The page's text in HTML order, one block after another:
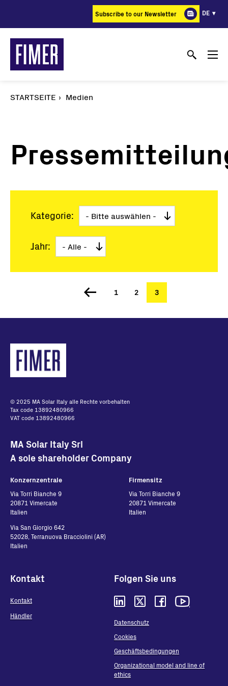
Subscribe to our Newsletter DE
STARTSEITE Medien
Kategorie:
Jahr:
Seitennummerierung
Seite
1 Seite
2 Aktuelle
3
© 2025 MA Solar Italy alle Rechte vorbehalten
Tax code 13892480966
VAT code 13892480966
MA Solar Italy Srl
A sole shareholder Company
Konzernzentrale
Via Torri Bianche 9
20871 Vimercate
Italien
Via San Giorgio 642
52028, Terranuova Bracciolini (AR)
Italien
Firmensitz
Via Torri Bianche 9
20871 Vimercate
Italien
Kontakt
Kontakt
Händler
Folgen Sie uns
Datenschutz
Cookies
Geschäftsbedingungen
Organizational model and line of
ethics